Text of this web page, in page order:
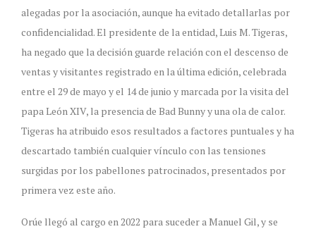
alegadas por la asociación, aunque ha evitado detallarlas por
confidencialidad. El presidente de la entidad, Luis M. Tigeras,
ha negado que la decisión guarde relación con el descenso de
ventas y visitantes registrado en la última edición, celebrada
entre el 29 de mayo y el 14 de junio y marcada por la visita del
papa León XIV, la presencia de Bad Bunny y una ola de calor.
Tigeras ha atribuido esos resultados a factores puntuales y ha
descartado también cualquier vínculo con las tensiones
surgidas por los pabellones patrocinados, presentados por
primera vez este año.
Orúe llegó al cargo en 2022 para suceder a Manuel Gil, y se